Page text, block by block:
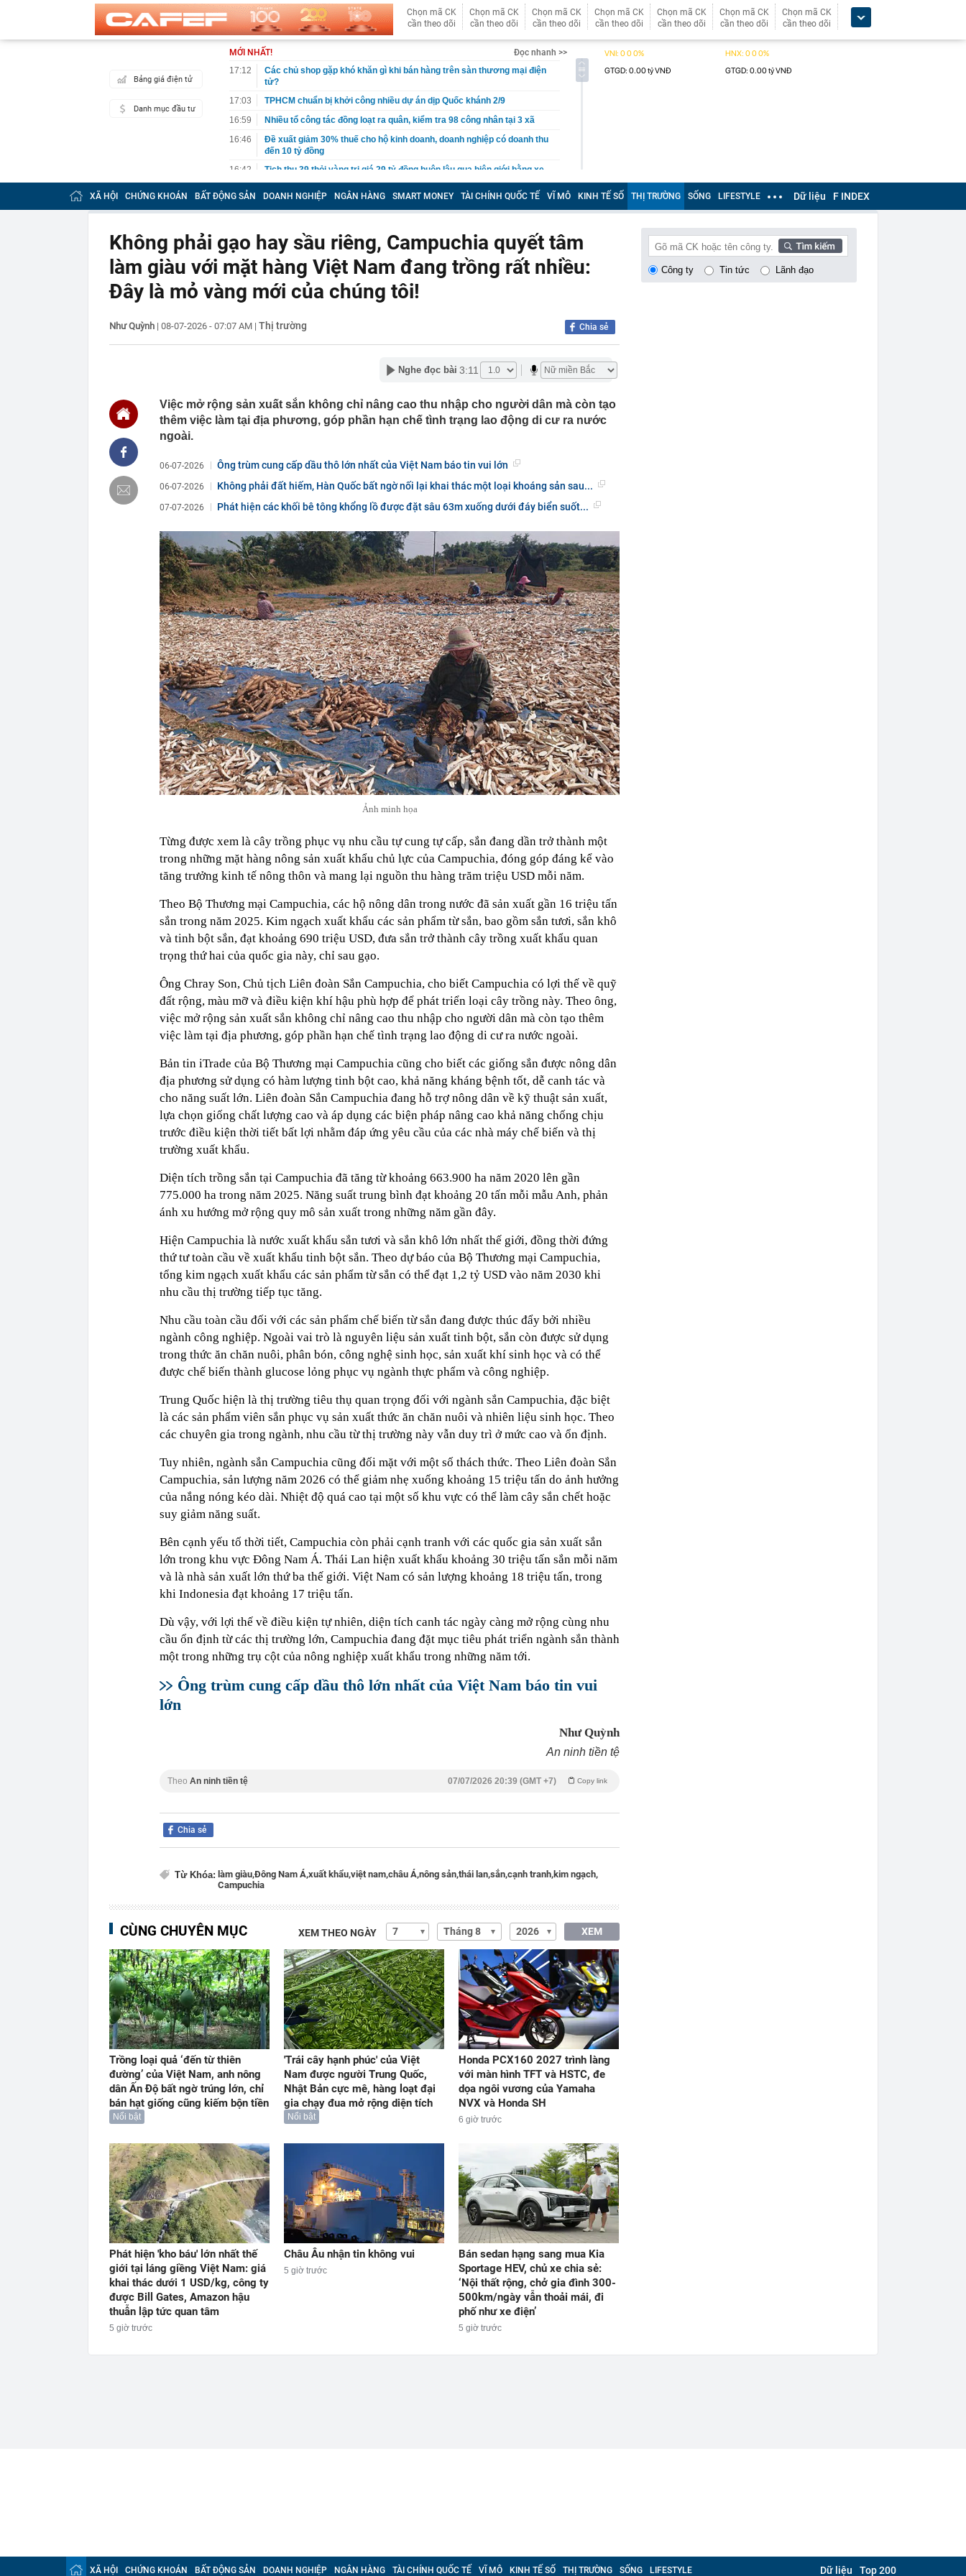
Chọn mã CK
cần theo dõi
Chọn mã CK
cần theo dõi
Chọn mã CK
cần theo dõi
Chọn mã CK
cần theo dõi
Chọn mã CK
cần theo dõi
Chọn mã CK
cần theo dõi
Chọn mã CK
cần theo dõi
Bảng giá điện tử
Danh mục đầu tư
MỚI NHẤT!
Đọc nhanh >>
17:12
Các chủ shop gặp khó khăn gì khi bán hàng trên sàn thương mại điện
tử?
17:03
TPHCM chuẩn bị khởi công nhiều dự án dịp Quốc khánh 2/9
16:59
Nhiều tổ công tác đồng loạt ra quân, kiểm tra 98 công nhân tại 3 xã
16:46
Đề xuất giảm 30% thuế cho hộ kinh doanh, doanh nghiệp có doanh thu
đến 10 tỷ đồng
16:42
Tịch thu 39 thỏi vàng trị giá 29 tỷ đồng buôn lậu qua biên giới bằng xe
máy
16:42
2 ngày trước - 5/8, sân bay Tân Sơn Nhất ghi nhận một máy bay lạ cất
cánh
bằng tòa nhà 110 tầng chưa từng có trên thế giới
16:38
9 trụ cầu Hồng Hà dần lộ diện giữa sông Hồng
16:32
Đề xuất giảm 30% thuế cho hộ kinh doanh, doanh nghiệp thu dưới 10
tỷ đồng
16:30
Bắt giữ Lê Thị Quỳnh SN 1995 trong phòng hát karaoke
"Tình hình vô cùng phức tạp": Nga đổi chiến thuật, đánh vào "huyết
16:22
Honda PCX160 2027 trình làng với màn hình TFT và HSTC, đe dọa ngôi
vương của Yamaha NVX và Honda SH
16:15
Một chủ tịch giữ lời, mua hết lượng cổ phiếu đã đăng ký
"lạnh nhất Việt Nam": Khi nào đón khách?
16:13
Lừa cho thuê nhà đã được ngân hàng bán đấu giá, một chủ tịch HĐQT
16:12
Cổ phiếu DN nhà nước GVR, BCM, GAS... đồng loạt tăng trần: Điều gì
đã xảy ra?
16:12
Phương án thi lại cho học sinh Chuyên Tuyên Quang: Ông Đỗ Anh Tuấn
làm Trưởng Ban chỉ đạo cấp tỉnh
XÃ HỘI CHỨNG KHOÁN BẤT ĐỘNG SẢN DOANH NGHIỆP NGÂN HÀNG SMART MONEY TÀI CHÍNH QUỐC TẾ VĨ MÔ KINH TẾ SỐ THỊ TRƯỜNG SỐNG LIFESTYLE Dữ liệu F INDEX
Không phải gạo hay sầu riêng, Campuchia quyết tâm
làm giàu với mặt hàng Việt Nam đang trồng rất nhiều:
Đây là mỏ vàng mới của chúng tôi!
Như Quỳnh | 08-07-2026 - 07:07 AM | Thị trường Chia sẻ
Nghe đọc bài 3:11
Việc mở rộng sản xuất sắn không chỉ nâng cao thu nhập cho người dân mà còn tạo
thêm việc làm tại địa phương, góp phần hạn chế tình trạng lao động di cư ra nước
ngoài.
06-07-2026 Ông trùm cung cấp dầu thô lớn nhất của Việt Nam báo tin vui lớn
06-07-2026 Không phải đất hiếm, Hàn Quốc bất ngờ nối lại khai thác một loại khoáng sản sau...
07-07-2026 Phát hiện các khối bê tông khổng lồ được đặt sâu 63m xuống dưới đáy biển suốt...
Ảnh minh họa
Từng được xem là cây trồng phục vụ nhu cầu tự cung tự cấp, sắn đang dần trở thành một
trong những mặt hàng nông sản xuất khẩu chủ lực của Campuchia, đóng góp đáng kể vào
tăng trưởng kinh tế nông thôn và mang lại nguồn thu hàng trăm triệu USD mỗi năm.
Theo Bộ Thương mại Campuchia, các hộ nông dân trong nước đã sản xuất gần 16 triệu tấn
sắn trong năm 2025. Kim ngạch xuất khẩu các sản phẩm từ sắn, bao gồm sắn tươi, sắn khô
và tinh bột sắn, đạt khoảng 690 triệu USD, đưa sắn trở thành cây trồng xuất khẩu quan
trọng thứ hai của quốc gia này, chỉ sau gạo.
Ông Chray Son, Chủ tịch Liên đoàn Sắn Campuchia, cho biết Campuchia có lợi thế về quỹ
đất rộng, màu mỡ và điều kiện khí hậu phù hợp để phát triển loại cây trồng này. Theo ông,
việc mở rộng sản xuất sắn không chỉ nâng cao thu nhập cho người dân mà còn tạo thêm
việc làm tại địa phương, góp phần hạn chế tình trạng lao động di cư ra nước ngoài.
Bản tin iTrade của Bộ Thương mại Campuchia cũng cho biết các giống sắn được nông dân
địa phương sử dụng có hàm lượng tinh bột cao, khả năng kháng bệnh tốt, dễ canh tác và
cho năng suất lớn. Liên đoàn Sắn Campuchia đang hỗ trợ nông dân về kỹ thuật sản xuất,
lựa chọn giống chất lượng cao và áp dụng các biện pháp nâng cao khả năng chống chịu
trước điều kiện thời tiết bất lợi nhằm đáp ứng yêu cầu của các nhà máy chế biến và thị
trường xuất khẩu.
Diện tích trồng sắn tại Campuchia đã tăng từ khoảng 663.900 ha năm 2020 lên gần
775.000 ha trong năm 2025. Năng suất trung bình đạt khoảng 20 tấn mỗi mẫu Anh, phản
ánh xu hướng mở rộng quy mô sản xuất trong những năm gần đây.
Hiện Campuchia là nước xuất khẩu sắn tươi và sắn khô lớn nhất thế giới, đồng thời đứng
thứ tư toàn cầu về xuất khẩu tinh bột sắn. Theo dự báo của Bộ Thương mại Campuchia,
tổng kim ngạch xuất khẩu các sản phẩm từ sắn có thể đạt 1,2 tỷ USD vào năm 2030 khi
nhu cầu thị trường tiếp tục tăng.
Nhu cầu toàn cầu đối với các sản phẩm chế biến từ sắn đang được thúc đẩy bởi nhiều
ngành công nghiệp. Ngoài vai trò là nguyên liệu sản xuất tinh bột, sắn còn được sử dụng
trong thức ăn chăn nuôi, phân bón, công nghệ sinh học, sản xuất khí sinh học và có thể
được chế biến thành glucose lỏng phục vụ ngành thực phẩm và công nghiệp.
Trung Quốc hiện là thị trường tiêu thụ quan trọng đối với ngành sắn Campuchia, đặc biệt
là các sản phẩm viên sắn phục vụ sản xuất thức ăn chăn nuôi và nhiên liệu sinh học. Theo
các chuyên gia trong ngành, nhu cầu từ thị trường này vẫn duy trì ở mức cao và ổn định.
Tuy nhiên, ngành sắn Campuchia cũng đối mặt với một số thách thức. Theo Liên đoàn Sắn
Campuchia, sản lượng năm 2026 có thể giảm nhẹ xuống khoảng 15 triệu tấn do ảnh hưởng
của nắng nóng kéo dài. Nhiệt độ quá cao tại một số khu vực có thể làm cây sắn chết hoặc
suy giảm năng suất.
Bên cạnh yếu tố thời tiết, Campuchia còn phải cạnh tranh với các quốc gia sản xuất sắn
lớn trong khu vực Đông Nam Á. Thái Lan hiện xuất khẩu khoảng 30 triệu tấn sắn mỗi năm
và là nhà sản xuất lớn thứ ba thế giới. Việt Nam có sản lượng khoảng 18 triệu tấn, trong
khi Indonesia đạt khoảng 17 triệu tấn.
Dù vậy, với lợi thế về điều kiện tự nhiên, diện tích canh tác ngày càng mở rộng cùng nhu
cầu ổn định từ các thị trường lớn, Campuchia đang đặt mục tiêu phát triển ngành sắn thành
một trong những trụ cột của nông nghiệp xuất khẩu trong những năm tới.
Ông trùm cung cấp dầu thô lớn nhất của Việt Nam báo tin vui
lớn
Như Quỳnh
An ninh tiền tệ
Theo An ninh tiền tệ Copy link
07/07/2026 20:39 (GMT +7)
Chia sẻ
Từ Khóa: làm giàu,Đông Nam Á,xuất khẩu,việt nam,châu Á,nông sản,thái lan,sắn,cạnh tranh,kim ngạch,
Campuchia
CÙNG CHUYÊN MỤC XEM THEO NGÀY XEM
Trồng loại quả ‘đến từ thiên
đường’ của Việt Nam, anh nông
dân Ấn Độ bất ngờ trúng lớn, chỉ
bán hạt giống cũng kiếm bộn tiền
Nổi bật
'Trái cây hạnh phúc' của Việt
Nam được người Trung Quốc,
Nhật Bản cực mê, hàng loạt đại
gia chạy đua mở rộng diện tích
Nổi bật
Honda PCX160 2027 trình làng
với màn hình TFT và HSTC, đe
dọa ngôi vương của Yamaha
NVX và Honda SH
6 giờ trước
Phát hiện 'kho báu' lớn nhất thế
giới tại láng giềng Việt Nam: giá
khai thác dưới 1 USD/kg, công ty
được Bill Gates, Amazon hậu
thuẫn lập tức quan tâm
5 giờ trước
Châu Âu nhận tin không vui
5 giờ trước
Bán sedan hạng sang mua Kia
Sportage HEV, chủ xe chia sẻ:
‘Nội thất rộng, chở gia đình 300-
500km/ngày vẫn thoải mái, đi
phố như xe điện’
5 giờ trước
Công ty Tin tức Lãnh đạo
XÃ HỘI CHỨNG KHOÁN BẤT ĐỘNG SẢN DOANH NGHIỆP NGÂN HÀNG TÀI CHÍNH QUỐC TẾ VĨ MÔ KINH TẾ SỐ THỊ TRƯỜNG SỐNG LIFESTYLE Dữ liệu Top 200